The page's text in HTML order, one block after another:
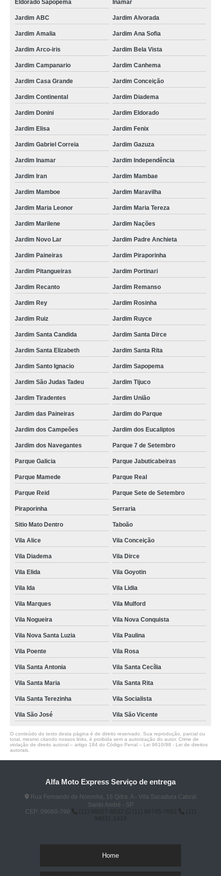
Eldorado Sapopema Inamar
Jardim ABC Jardim Alvorada
Jardim Amalia Jardim Ana Sofia
Jardim Arco-iris Jardim Bela Vista
Jardim Campanario Jardim Canhema
Jardim Casa Grande Jardim Conceição
Jardim Continental Jardim Diadema
Jardim Donini Jardim Eldorado
Jardim Elisa Jardim Fenix
Jardim Gabriel Correia Jardim Gazuza
Jardim Inamar Jardim Independência
Jardim Iran Jardim Mambae
Jardim Mamboe Jardim Maravilha
Jardim Maria Leonor Jardim Maria Tereza
Jardim Marilene Jardim Nações
Jardim Novo Lar Jardim Padre Anchieta
Jardim Paineiras Jardim Piraporinha
Jardim Pitangueiras Jardim Portinari
Jardim Recanto Jardim Remanso
Jardim Rey Jardim Rosinha
Jardim Ruiz Jardim Ruyce
Jardim Santa Candida Jardim Santa Dirce
Jardim Santa Elizabeth Jardim Santa Rita
Jardim Santo Ignacio Jardim Sapopema
Jardim São Judas Tadeu Jardim Tijuco
Jardim Tiradentes Jardim União
Jardim das Paineiras Jardim do Parque
Jardim dos Campeões Jardim dos Eucaliptos
Jardim dos Navegantes Parque 7 de Setembro
Parque Galicia Parque Jabuticabeiras
Parque Mamede Parque Real
Parque Reid Parque Sete de Setembro
Piraporinha Serraria
Sitio Mato Dentro Taboão
Vila Alice Vila Conceição
Vila Diadema Vila Dirce
Vila Elida Vila Goyotin
Vila Ida Vila Lidia
Vila Marques Vila Mulford
Vila Nogueira Vila Nova Conquista
Vila Nova Santa Luzia Vila Paulina
Vila Poente Vila Rosa
Vila Santa Antonia Vila Santa Cecília
Vila Santa Maria Vila Santa Rita
Vila Santa Terezinha Vila Socialista
Vila São José Vila São Vicente
O conteúdo do texto desta página é de direito reservado. Sua reprodução, parcial ou
total, mesmo citando nossos links, é proibida sem a autorização do autor. Crime de
violação de direito autoral – artigo 184 do Código Penal – Lei 9610/98 - Lei de direitos
autorais
Alfa Moto Express Serviço de entrega
Rua Fernando de Noronha, 16 Qdra. A - Vila Sacadura Cabral
Santo André - SP
CEP: 09060-790
(11) 96027-6532 (11) 96745-7662
(11)
94611-1418
Home